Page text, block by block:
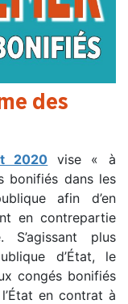
des
2020 vise « à
bonifiés dans les
afin d’en
en contrepartie
plus
d’État, le
congés bonifiés
en contrat à